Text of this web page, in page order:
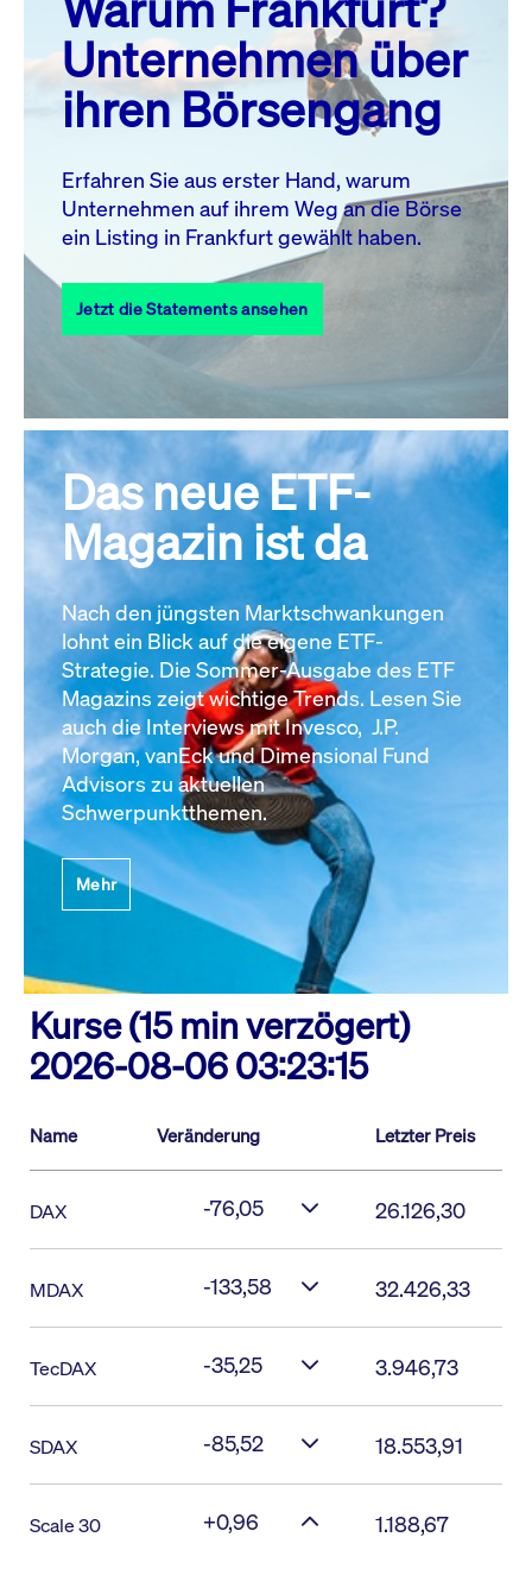
MO. DI. MI. DO. FR. SA. SO.
1
2
3
4 5 6 7 8
10 11 13 14
17
18 19 20 21 22
23
27 28
31
Alle Events
Unternehmen über
ihren Börsengang
Erfahren Sie aus erster Hand, warum
Unternehmen auf ihrem Weg an die Börse
ein Listing in Frankfurt gewählt haben.
Jetzt die Statements ansehen
Das neue ETF-
Magazin ist da
Nach den jüngsten Marktschwankungen
lohnt ein Blick auf die eigene ETF-
Strategie. Die Sommer-Ausgabe des ETF
Magazins zeigt wichtige Trends. Lesen Sie
auch die Interviews mit Invesco, J.P.
Morgan, vanEck und Dimensional Fund
Advisors zu aktuellen
Schwerpunktthemen.
Mehr
Kurse (15 min verzögert)
2026-08-06 03:23:15
Name Veränderung Letzter Preis
DAX -76,05 26.126,30
MDAX -133,58 32.426,33
TecDAX -35,25 3.946,73
SDAX -85,52 18.553,91
Scale 30 +0,96 1.188,67